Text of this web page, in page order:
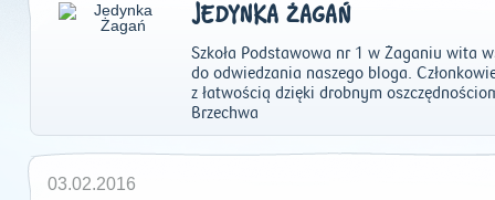
JEDYNKA ŻAGAŃ
Szkoła Podstawowa nr 1 w Żaganiu wita
do odwiedzania naszego bloga.
z łatwością dzięki drobnym
Brzechwa
03.02.2016